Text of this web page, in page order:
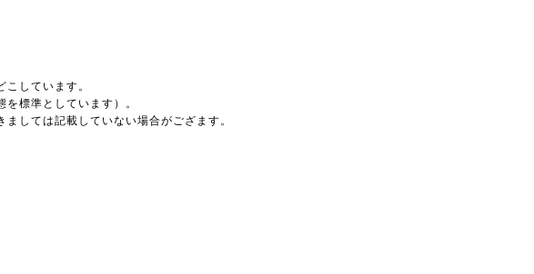
しています。
標準としています）。
しては記載していない場合がござます。